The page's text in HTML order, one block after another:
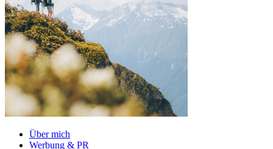
Über mich
Werbung & PR